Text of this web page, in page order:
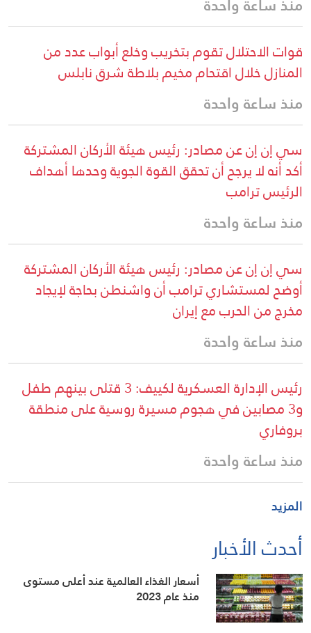
قوات الاحتلال تقوم بتخريب وخلع أبواب عدد من
المنازل خلال اقتحام مخيم بلاطة شرق نابلس
منذ ساعة واحدة
سي إن إن عن مصادر: رئيس هيئة الأركان المشتركة
أكد أنه لا يرجح أن تحقق القوة الجوية وحدها أهداف
الرئيس ترامب
منذ ساعة واحدة
سي إن إن عن مصادر: رئيس هيئة الأركان المشتركة
أوضح لمستشاري ترامب أن واشنطن بحاجة لإيجاد
مخرج من الحرب مع إيران
منذ ساعة واحدة
رئيس الإدارة العسكرية لكييف: 3 قتلى بينهم طفل
و3 مصابين في هجوم مسيرة روسية على منطقة
بروفاري
منذ ساعة واحدة
المزيد
أحدث الأخبار
أسعار الغذاء العالمية عند أعلى مستوى
منذ عام 2023